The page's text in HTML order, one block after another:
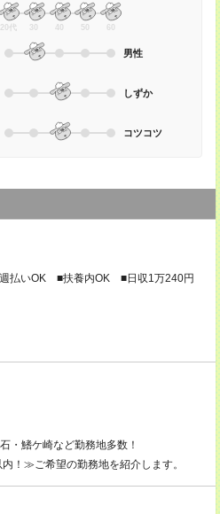
20代 30 40 50 60
男性
しずか
コツコツ
払いOK ■扶養内OK ■日収1万240円
・鰭ケ崎など勤務地多数！
！≫ご希望の勤務地を紹介します。